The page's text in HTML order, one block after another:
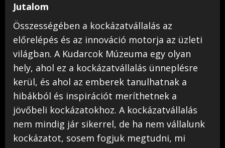
Jutalom
Összességében a kockázatvállalás az
előrelépés és az innováció motorja az üzleti
világban. A Kudarcok Múzeuma egy olyan
hely, ahol ez a kockázatvállalás ünneplésre
kerül, és ahol az emberek tanulhatnak a
hibákból és inspirációt meríthetnek a
jövőbeli kockázatokhoz. A kockázatvállalás
nem mindig jár sikerrel, de ha nem vállalunk
kockázatot, sosem fogjuk megtudni, mi